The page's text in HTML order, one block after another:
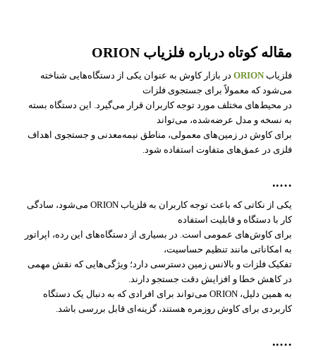
مقاله کوتاه درباره فلزیاب ORION
فلزیاب ORIONدر بازار کاوش به عنوان یکی از دستگاه‌هایی شناخته
می‌شود که معمولاً برای جستجوی فلزات
در محیط‌های مختلف مورد توجه کاربران قرار می‌گیرد. این دستگاه بسته
به نسخه و مدل عرضه‌شده، می‌تواند
برای کاوش در زمین‌های معمولی، مناطق نیمه‌معدنی و جستجوی اهداف
فلزی در عمق‌های متفاوت استفاده شود.
…..
یکی از نکاتی که باعث توجه کاربران به فلزیاب ORION می‌شود، سادگی
کار با دستگاه و قابلیت استفاده
برای کاوش‌های عمومی است. در بسیاری از دستگاه‌های این رده، اپراتور
به امکاناتی مانند تنظیم حساسیت،
تفکیک فلزات و بالانس زمین دسترسی دارد؛ ویژگی‌هایی که نقش مهمی
در کاهش خطا و افزایش دقت جستجو دارند.
به همین دلیل، ORION می‌تواند برای افرادی که به دنبال یک دستگاه
کاربردی برای کاوش روزمره هستند، گزینه‌ای قابل بررسی باشد.
…..